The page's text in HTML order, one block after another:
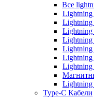
Все
Lightning
Type-C Кабели